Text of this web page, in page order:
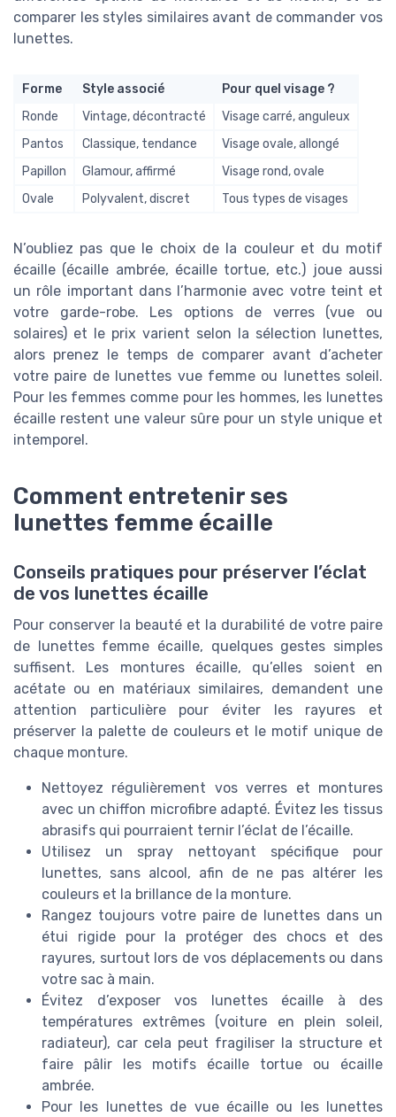
comparer les styles similaires avant de commander vos
lunettes.
Forme Style associé
Pour quel visage ?
Ronde
Vintage, décontracté
Visage carré, anguleux
Pantos
Classique, tendance
Visage ovale, allongé
Papillon
Glamour, affirmé
Visage rond, ovale
Ovale
Polyvalent, discret Tous types de visages
N’oubliez pas que le choix de la couleur et du motif
écaille (écaille ambrée, écaille tortue, etc.) joue aussi
un rôle important dans l’harmonie avec votre teint et
votre garde-robe. Les options de verres (vue ou
solaires) et le prix varient selon la sélection lunettes,
alors prenez le temps de comparer avant d’acheter
votre paire de lunettes vue femme ou lunettes soleil.
Pour les femmes comme pour les hommes, les lunettes
écaille restent une valeur sûre pour un style unique et
intemporel.
Comment entretenir ses
lunettes femme écaille
Conseils pratiques pour préserver l’éclat
de vos lunettes écaille
Pour conserver la beauté et la durabilité de votre paire
de lunettes femme écaille, quelques gestes simples
suffisent. Les montures écaille, qu’elles soient en
acétate ou en matériaux similaires, demandent une
attention particulière pour éviter les rayures et
préserver la palette de couleurs et le motif unique de
chaque monture.
Nettoyez régulièrement vos verres et montures
avec un chiffon microfibre adapté. Évitez les tissus
abrasifs qui pourraient ternir l’éclat de l’écaille.
Utilisez un spray nettoyant spécifique pour
lunettes, sans alcool, afin de ne pas altérer les
couleurs et la brillance de la monture.
Rangez toujours votre paire de lunettes dans un
étui rigide pour la protéger des chocs et des
rayures, surtout lors de vos déplacements ou dans
votre sac à main.
Évitez d’exposer vos lunettes écaille à des
températures extrêmes (voiture en plein soleil,
radiateur), car cela peut fragiliser la structure et
faire pâlir les motifs écaille tortue ou écaille
ambrée.
Pour les lunettes de vue écaille ou les lunettes